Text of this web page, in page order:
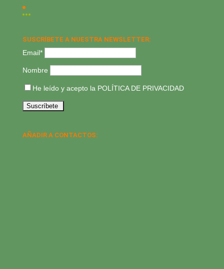
SUSCRÍBETE A NUESTRA NEWSLETTER:
Email*
Nombre
He leído y acepto la POLÍTICA DE PRIVACIDAD
AÑADIR A CONTACTOS: